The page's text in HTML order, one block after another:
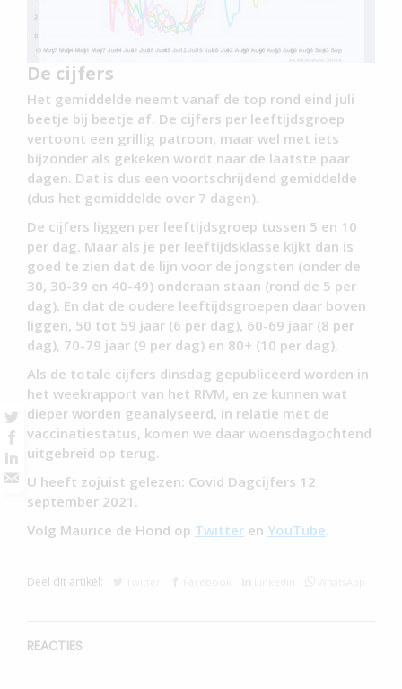
De cijfers
Het gemiddelde neemt vanaf de top rond eind juli
beetje bij beetje af. De cijfers per leeftijdsgroep
vertoont een grillig patroon, maar wel met iets
bijzonder als gekeken wordt naar de laatste paar
dagen. Dat is dus een voortschrijdend gemiddelde
(dus het gemiddelde over 7 dagen).
De cijfers liggen per leeftijdsgroep tussen 5 en 10
per dag. Maar als je per leeftijdsklasse kijkt dan is
goed te zien dat de lijn voor de jongsten (onder de
30, 30-39 en 40-49) onderaan staan (rond de 5 per
dag). En dat de oudere leeftijdsgroepen daar boven
liggen, 50 tot 59 jaar (6 per dag), 60-69 jaar (8 per
dag), 70-79 jaar (9 per dag) en 80+ (10 per dag).
Als de totale cijfers dinsdag gepubliceerd worden in
het weekrapport van het RIVM, en ze kunnen wat
dieper worden geanalyseerd, in relatie met de
vaccinatiestatus, komen we daar woensdagochtend
uitgebreid op terug.
U heeft zojuist gelezen: Covid Dagcijfers 12
september 2021.
Volg Maurice de Hond op Twitter en YouTube.
Deel dit artikel:
REACTIES